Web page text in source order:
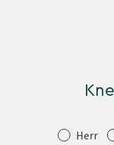
Anrede Herr